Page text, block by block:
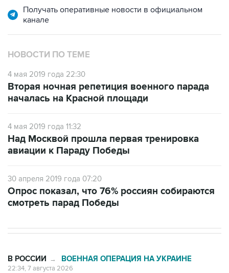
НОВОСТИ ПО ТЕМЕ
4 мая 2019 года 22:30
началась на Красной площади
4 мая 2019 года 11:32
авиации к Параду Победы
30 апреля 2019 года 07:20
смотреть парад Победы
Одиннадцать жителей ДНР